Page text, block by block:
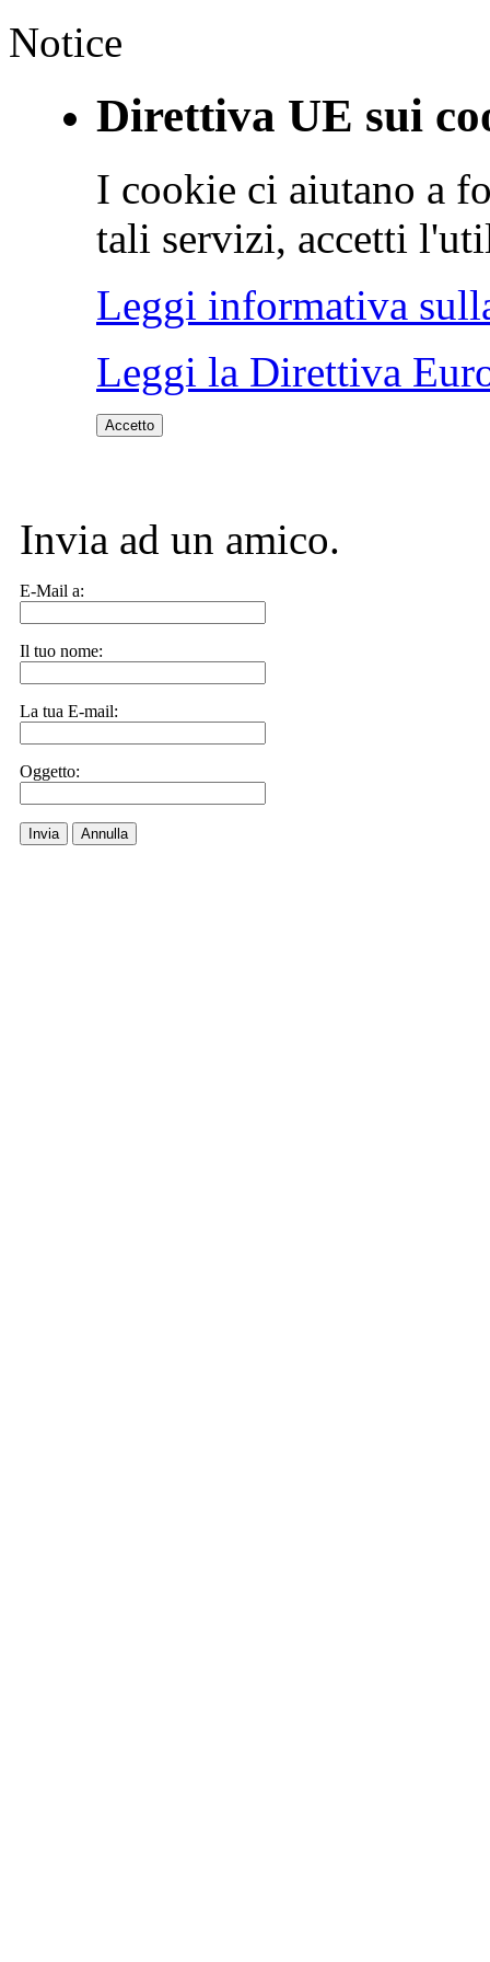
Notice
Direttiva UE sui
I cookie ci aiutano a
tali servizi, accetti
Leggi informativa
Leggi la Direttiva
Accetto
Invia ad un amico.
E-Mail a:
Il tuo nome:
La tua E-mail:
Oggetto:
Invia Annulla